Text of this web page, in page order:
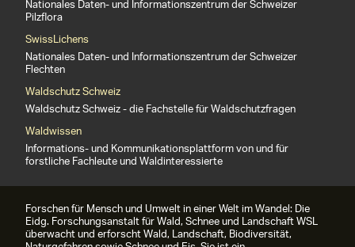
Nationales Daten- und Informationszentrum der Schweizer
Pilzflora
SwissLichens
Nationales Daten- und Informationszentrum der Schweizer
Flechten
Waldschutz Schweiz
Waldschutz Schweiz - die Fachstelle für Waldschutzfragen
Waldwissen
Informations- und Kommunikationsplattform von und für
forstliche Fachleute und Waldinteressierte
Forschen für Mensch und Umwelt in einer Welt im Wandel: Die
Eidg. Forschungsanstalt für Wald, Schnee und Landschaft WSL
überwacht und erforscht Wald, Landschaft, Biodiversität,